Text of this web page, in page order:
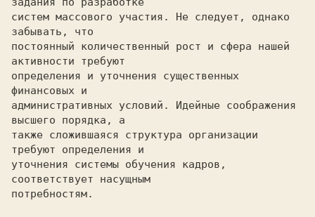
систем массового участия. Не следует, однако
забывать, что
постоянный количественный рост и сфера нашей
активности требуют
определения и уточнения существенных
финансовых и
административных условий. Идейные соображения
высшего порядка, а
также сложившаяся структура организации
требуют определения и
уточнения системы обучения кадров,
соответствует насущным
потребностям.